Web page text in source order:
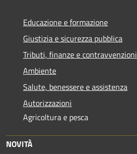
Educazione e formazione
Giustizia e sicurezza pubblica
Tributi, finanze e contravvenzioni
Ambiente
Salute, benessere e assistenza
Autorizzazioni
Agricoltura e pesca
NOVITÀ